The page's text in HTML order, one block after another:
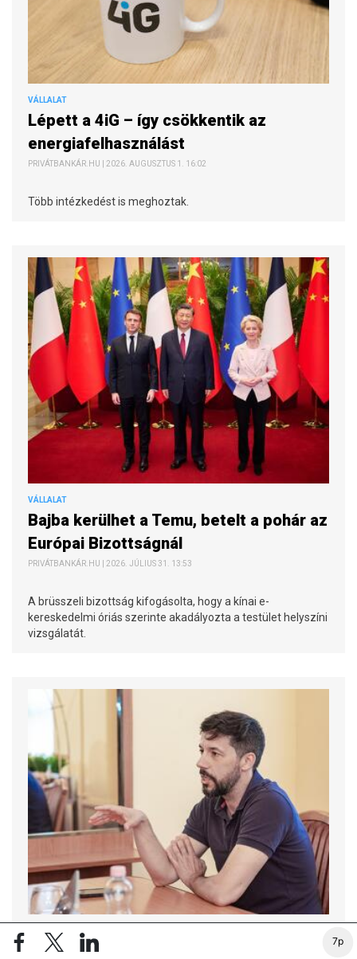
7p
VÁLLALAT
Lépett a 4iG – így csökkentik az
energiafelhasználást
PRIVÁTBANKÁR.HU | 2026. AUGUSZTUS 1. 16:02
Több intézkedést is meghoztak.
VÁLLALAT
Bajba kerülhet a Temu, betelt a pohár az
Európai Bizottságnál
PRIVÁTBANKÁR.HU | 2026. JÚLIUS 31. 13:53
A brüsszeli bizottság kifogásolta, hogy a kínai e-
kereskedelmi óriás szerinte akadályozta a testület helyszíni
vizsgálatát.
VÁLLALAT
550 forint egy napi étkezés? Ettől